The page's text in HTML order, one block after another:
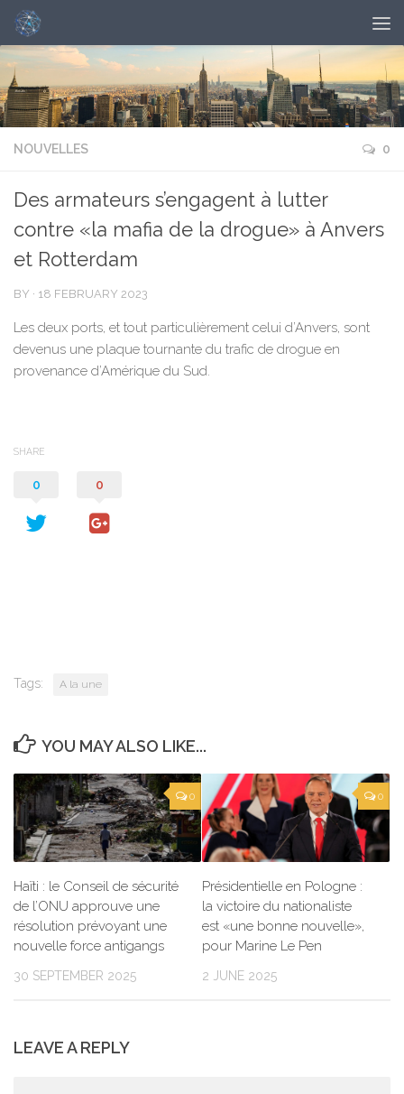
NOUVELLES 0
Des armateurs s’engagent à lutter
contre «la mafia de la drogue» à Anvers
et Rotterdam
BY · 18 FEBRUARY 2023
Les deux ports, et tout particulièrement celui d’Anvers, sont
devenus une plaque tournante du trafic de drogue en
provenance d’Amérique du Sud.
SHARE
0 0
Tags: A la une
YOU MAY ALSO LIKE...
0
Haïti : le Conseil de sécurité
de l’ONU approuve une
résolution prévoyant une
nouvelle force antigangs
30 SEPTEMBER 2025
0
Présidentielle en Pologne :
la victoire du nationaliste
est «une bonne nouvelle»,
pour Marine Le Pen
2 JUNE 2025
LEAVE A REPLY